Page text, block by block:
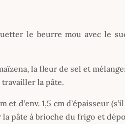
le beurre mou avec le
la fleur de sel et
la pâte.
et d’env. 1,5 cm d’épaisseur
pâte à brioche du frigo et